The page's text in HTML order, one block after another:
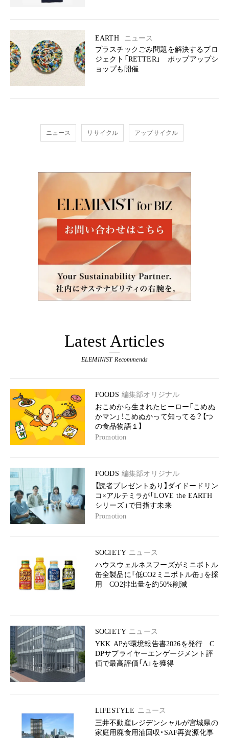
EARTH
ニュース
プラスチックごみ問題を解決するプロ
ジェクト「RETTER」 ポップアップシ
ョップも開催
ニュース リサイクル アップサイクル
Latest Articles
ELEMINIST Recommends
FOODS 編集部オリジナル
おこめから生まれたヒーロー「こめぬ
かマン」！こめぬかって知ってる？【つ
の食品物語１】
Promotion
FOODS 編集部オリジナル
【読者プレゼントあり】ダイドードリン
コ×アルテミラが「LOVE the EARTH
シリーズ」で目指す未来
Promotion
SOCIETY ニュース
ハウスウェルネスフーズがミニボトル
缶全製品に「低CO2ミニボトル缶」を採
用 CO2排出量を約50%削減
SOCIETY ニュース
YKK APが環境報告書2026を発行 C
DPサプライヤーエンゲージメント評
価で最高評価「A」を獲得
LIFESTYLE ニュース
三井不動産レジデンシャルが宮城県の
家庭用廃食用油回収・SAF再資源化事